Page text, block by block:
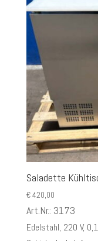
Saladette
€420,00
Art.Nr.: 3173
Edelstahl, 220 V,